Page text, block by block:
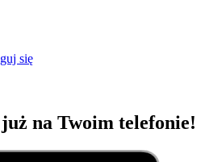
się
na Twoim telefonie!